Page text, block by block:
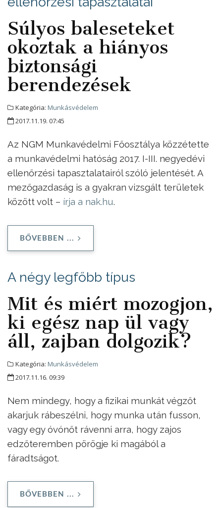
Súlyos baleseteket
okoztak a hiányos
biztonsági
berendezések
Kategória: Munkásvédelem
2017.11.19. 07:45
Az NGM Munkavédelmi Főosztálya közzétette
a munkavédelmi hatóság 2017. I-III. negyedévi
ellenőrzési tapasztalatairól szóló jelentését. A
mezőgazdaság is a gyakran vizsgált területek
között volt – írja a nak.hu.
BŐVEBBEN ...
A négy legfőbb típus
Mit és miért mozogjon,
ki egész nap ül vagy
áll, zajban dolgozik?
Kategória: Munkásvédelem
2017.11.16. 09:39
Nem mindegy, hogy a fizikai munkát végzőt
akarjuk rábeszélni, hogy munka után fusson,
vagy egy óvónőt rávenni arra, hogy zajos
edzőteremben pörögje ki magából a
fáradtságot.
BŐVEBBEN ...